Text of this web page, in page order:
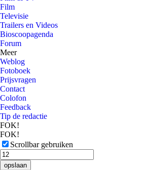
Film
Televisie
Trailers en Videos
Bioscoopagenda
Forum
Meer
Weblog
Fotoboek
Prijsvragen
Contact
Colofon
Feedback
Tip de redactie
FOK!
FOK!
Scrollbar gebruiken
opslaan